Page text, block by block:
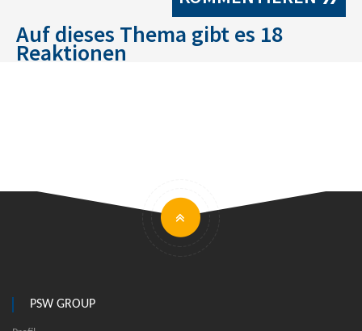
Auf dieses Thema gibt es 18
Reaktionen